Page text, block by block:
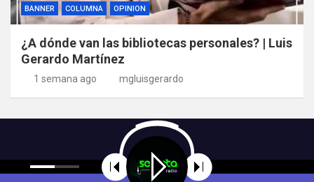
BANNER COLUMNA OPINION
¿A dónde van las bibliotecas personales? | Luis
Gerardo Martínez
1 semana ago mgluisgerardo